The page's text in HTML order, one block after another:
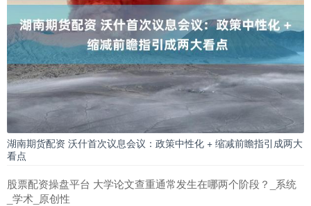
湖南期货配资 沃什首次议息会议：政策中性化 + 缩减前瞻指引成两大
看点
股票配资操盘平台 大学论文查重通常发生在哪两个阶段？_系统
_学术_原创性